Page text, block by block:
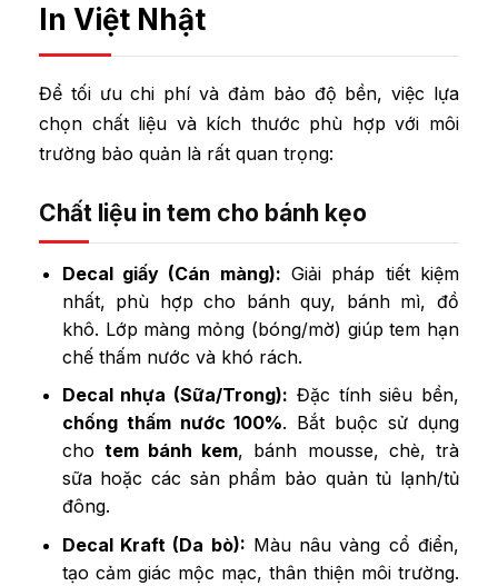
In Việt Nhật
Để tối ưu chi phí và đảm bảo độ bền, việc lựa
chọn chất liệu và kích thước phù hợp với môi
trường bảo quản là rất quan trọng:
Chất liệu in tem cho bánh kẹo
Decal giấy (Cán màng): Giải pháp tiết kiệm
nhất, phù hợp cho bánh quy, bánh mì, đồ
khô. Lớp màng mỏng (bóng/mờ) giúp tem hạn
chế thấm nước và khó rách.
Decal nhựa (Sữa/Trong): Đặc tính siêu bền,
chống thấm nước 100%. Bắt buộc sử dụng
cho tem bánh kem, bánh mousse, chè, trà
sữa hoặc các sản phẩm bảo quản tủ lạnh/tủ
đông.
Decal Kraft (Da bò): Màu nâu vàng cổ điển,
tạo cảm giác mộc mạc, thân thiện môi trường.